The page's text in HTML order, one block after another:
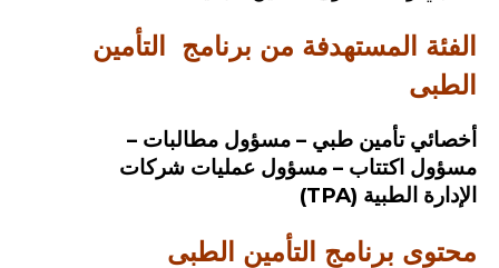
الفئة المستهدفة من برنامج التأمين
الطبى
أخصائي تأمين طبي – مسؤول مطالبات –
مسؤول اكتتاب – مسؤول عمليات شركات
الإدارة الطبية (TPA)
محتوى برنامج التأمين الطبى